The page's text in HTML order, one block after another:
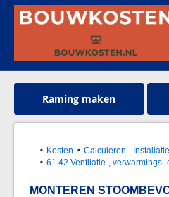
Raming maken
Kosten Calculeren -
61.42 Ventilatie-,
MONTEREN